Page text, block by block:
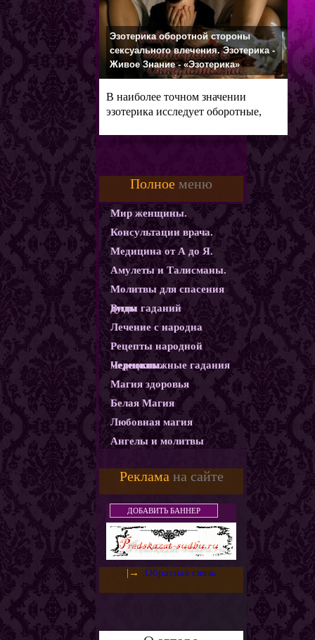
Эзотерика оборотной стороны
сексуального влечения. Эзотерика -
Живое Знание - «Эзотерика»
В наиболее точном значении
эзотерика исследует оборотные,
Полное меню
Мир женщины.
Консультации врача.
Медицина от А до Я.
Амулеты и Талисманы.
Молитвы для спасения
души
Виды гаданий
Лечение с народна
Рецепты народной
медецины.
Чернокнижные гадания
Магия здоровья
Белая Магия
Любовная магия
Ангелы и молитвы
Магические ритуалы
Демоны и Бесы
Колдовство
Магия защиты
Использование монет как
амулетов и талисманов
Слияние с деньгами.
Денежный горшочек
Золотое денежное
Реклама на сайте
ДОБАВИТЬ БАННЕР
|→ Обратная связь